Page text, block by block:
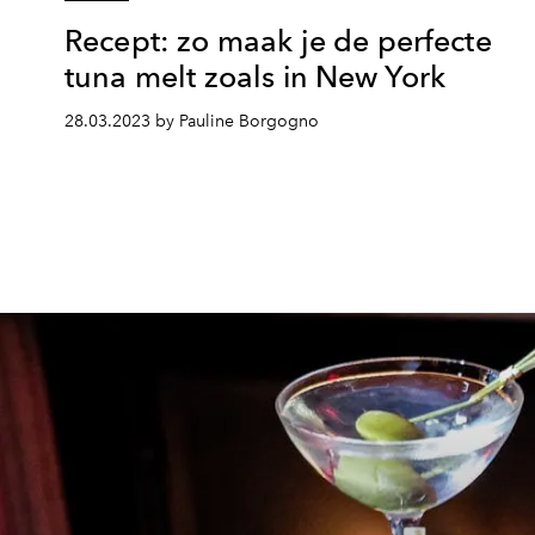
Recept: zo maak je de perfecte
tuna melt zoals in New York
28.03.2023 by Pauline Borgogno